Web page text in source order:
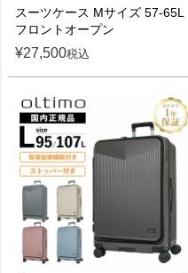
スーツケース Mサイズ 57-65L
フロントオープン
¥27,500税込